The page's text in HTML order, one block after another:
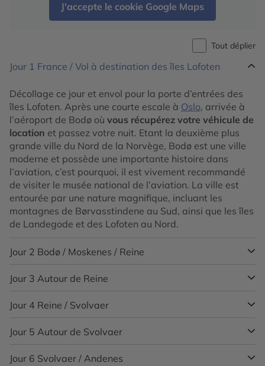
J'accepte le cookie Google Maps
Tout déplier
Jour 1 France / Vol à destination des îles Lofoten
Décollage ce jour et envol pour la porte d’entrées des
îles Lofoten. Après une courte escale à Oslo, arrivée à
l’aéroport de Bodø où vous récupérez votre véhicule de
location et passez votre nuit. Etant la deuxième plus
grande ville du Nord de la Norvège, Bodø est une ville
moderne et possède une importante histoire dans
l’aviation, c’est pourquoi, il est vivement recommandé
de visiter le musée national de l’aviation. La ville est
entourée par une nature magnifique, incluant les
montagnes de Børvasstindene au Sud, ainsi que les îles
de Landegode et des Lofoten au Nord.
Jour 2 Bodø / Moskenes / Reine
Matinée libre avant de prendre le
Moskenes. Les 3 heures de ferry vous amènent à
travers le Vestfjorden, jusqu’aux îles Lofoten, s’étendant
tel un mur de montagnes dans la mer. Pendant des
siècles, la pêche et le séchage de la morue ont été la
principale source d’activité des Lofoten. Les deux
emblèmes des îles les plus connus sont les
Jour 3 Autour de Reine
Journée libre pour visiter la région. Située tout au Sud
des îles Lofoten,Reineest désigné par les locaux et par
les touristes comme le joyau des îles Lofoten. Du haut
des différentes collines qui entourent la ville de Reine, le
panorama est à couper le souffle ! Les montagnes aux
Jour 4 Reine / Svolvaer
Départ ce matin en direction de la « capitale des
Lofoten ». Sur la route, vous pourrez visiter Stamsund,
port de pêche toujours actif des Lofoten, où le produit
Jour 5 Autour de Svolvaer
Journée libre. Le port pittoresque de
surplombe
Jour 6 Svolvaer / Andenes